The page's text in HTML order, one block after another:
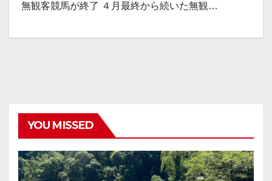
無観客競馬が終了 ４月最終から続いた無観…
YOU MISSED